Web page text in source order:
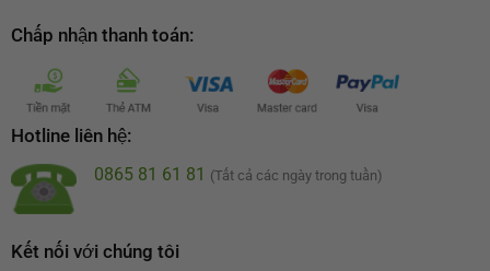
Chấp nhận thanh toán:
Hotline liên hệ:
0865 81 61 81 (Tất cả các ngày trong tuần)
Kết nối với chúng tôi